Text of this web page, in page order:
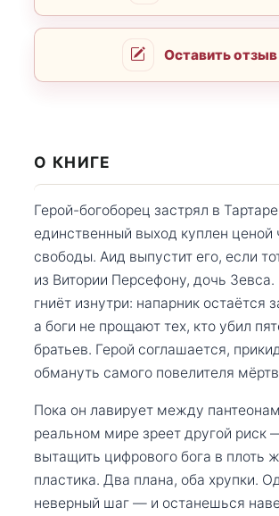
Оставить отзыв
О КНИГЕ
Герой-богоборец застрял в
единственный выход куплен ценой
свободы. Аид выпустит его, если
из Витории Персефону, дочь
гниёт изнутри: напарник остаётся
а боги не прощают тех, кто убил
братьев. Герой соглашается,
обмануть самого повелителя
Пока он лавирует между
реальном мире зреет другой риск
вытащить цифрового бога в плоть
пластика. Два плана, оба хрупки.
неверный шаг — и останешься